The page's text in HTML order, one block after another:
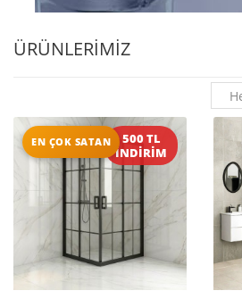
ÜRÜNLERIMIZ
500 TL
İNDİRİM
EN ÇOK SATAN